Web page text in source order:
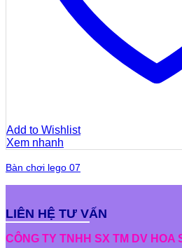
Add to Wishlist
Xem nhanh
Bàn chơi lego 07
LIÊN HỆ TƯ VẤN
CÔNG TY TNHH SX TM DV HOA